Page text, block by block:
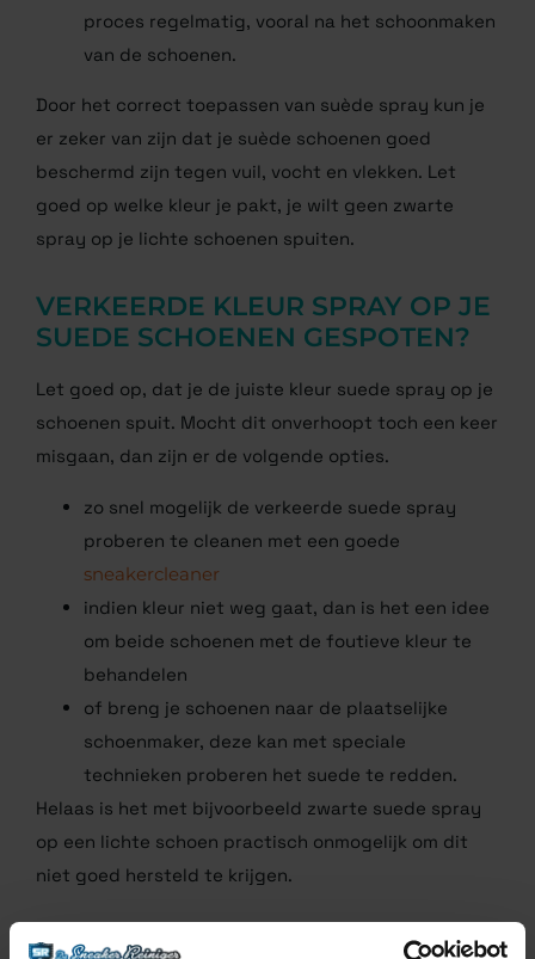
proces regelmatig, vooral na het schoonmaken
van de schoenen.
Door het correct toepassen van suède spray kun je
er zeker van zijn dat je suède schoenen goed
beschermd zijn tegen vuil, vocht en vlekken. Let
goed op welke kleur je pakt, je wilt geen zwarte
spray op je lichte schoenen spuiten.
VERKEERDE KLEUR SPRAY OP JE
SUEDE SCHOENEN GESPOTEN?
Let goed op, dat je de juiste kleur suede spray op je
schoenen spuit. Mocht dit onverhoopt toch een keer
misgaan, dan zijn er de volgende opties.
zo snel mogelijk de verkeerde suede spray
proberen te cleanen met een goede
sneakercleaner
indien kleur niet weg gaat, dan is het een idee
om beide schoenen met de foutieve kleur te
behandelen
of breng je schoenen naar de plaatselijke
schoenmaker, deze kan met speciale
technieken proberen het suede te redden.
Helaas is het met bijvoorbeeld zwarte suede spray
op een lichte schoen practisch onmogelijk om dit
niet goed hersteld te krijgen.
TIPS OM DE KLEUR VAN JE